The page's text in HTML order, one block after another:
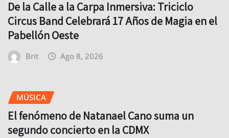
De la Calle a la Carpa Inmersiva: Triciclo
Circus Band Celebrará 17 Años de Magia en el
Pabellón Oeste
Brit Ago 8, 2026
MÚSICA
El fenómeno de Natanael Cano suma un
segundo concierto en la CDMX